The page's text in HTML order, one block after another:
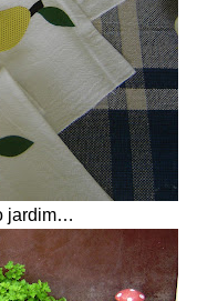
jardim…